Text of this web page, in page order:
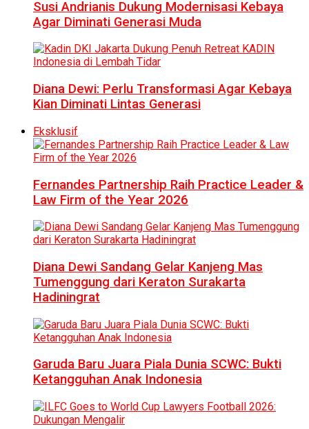
Susi Andrianis Dukung Modernisasi Kebaya
Agar Diminati Generasi Muda
Diana Dewi: Perlu Transformasi Agar Kebaya
Kian Diminati Lintas Generasi
Eksklusif
Fernandes Partnership Raih Practice Leader &
Law Firm of the Year 2026
Diana Dewi Sandang Gelar Kanjeng Mas
Tumenggung dari Keraton Surakarta
Hadiningrat
Garuda Baru Juara Piala Dunia SCWC: Bukti
Ketangguhan Anak Indonesia